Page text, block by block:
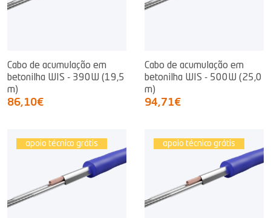
Cabo de acumulação em
betonilha WIS - 390W (19,5
m)
86,10€
Cabo de acumulação em
betonilha WIS - 500W (25,0
m)
94,71€
apoio técnico grátis apoio técnico grátis